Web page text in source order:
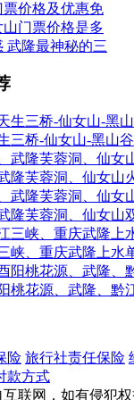
价格及优惠免
门票价格是多
武隆最神秘的三
三桥-仙女山-黑山
隆芙蓉洞、仙女山
隆芙蓉洞、仙女山
峡、重庆武隆上水
桃花源、武隆、黔
险 旅行社责任保险
款方式
联网，如有侵犯